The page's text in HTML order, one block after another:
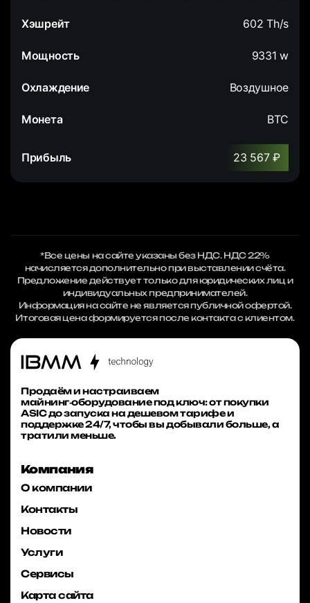
602 Th/s
9331 w
Воздушное
BTC
23 567 ₽
*Все цены на сайте указаны без НДС. НДС 22%
начисляется дополнительно при выставлении счёта.
Предложение действует только для юридических лиц и
индивидуальных предпринимателей.
Информация на сайте не является публичной офертой.
Итоговая цена формируется после контакта с клиентом.
Продаём и настраиваем
майнинг‑оборудование под ключ: от покупки
ASIC до запуска на дешевом тарифе и
поддержке 24/7, чтобы вы добывали больше, а
тратили меньше.
Компания
О компании
Контакты
Новости
Услуги
Сервисы
Карта сайта